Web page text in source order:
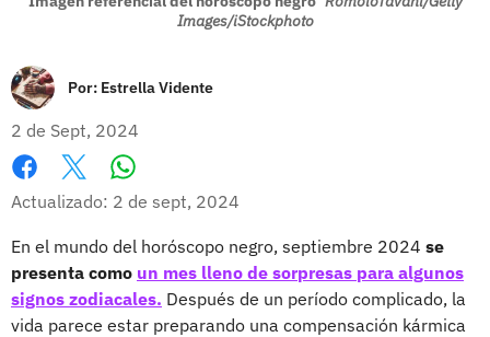
Images/iStockphoto
Por: Estrella Vidente
2 de Sept, 2024
Facebook
X
Actualizado: 2 de sept, 2024
En el mundo del horóscopo negro, septiembre 2024 se
presenta como un mes lleno de sorpresas para algunos
signos zodiacales. Después de un período complicado, la
vida parece estar preparando una compensación kármica